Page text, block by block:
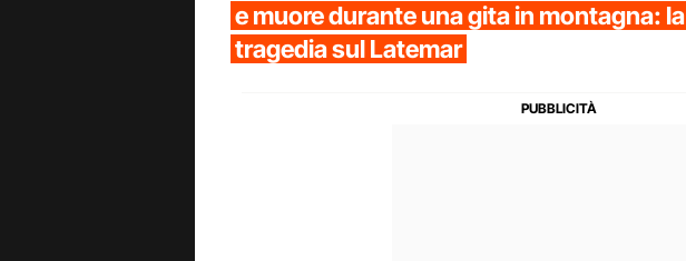
e muore durante una gita in montagna: la
tragedia sul Latemar